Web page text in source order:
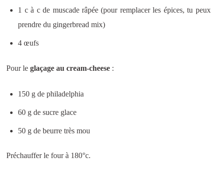
1 c à c de muscade râpée (pour remplacer les épices, tu peux
prendre du gingerbread mix)
4 œufs
Pour leglaçage au cream-cheese :
150 g de philadelphia
60 g de sucre glace
50 g de beurre très mou
Préchauffer le four à 180°c.